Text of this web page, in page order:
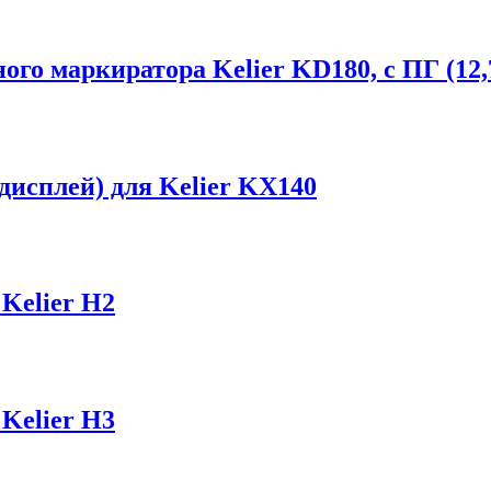
маркиратора Kelier KD180, с ПГ
для Kelier KX140
H2
H3